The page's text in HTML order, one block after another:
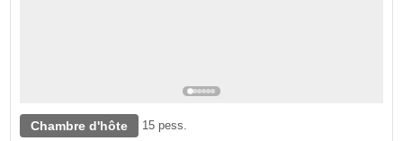
Chambre d'hôte 15 pess.